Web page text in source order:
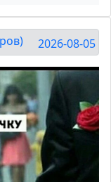
2026-08-05